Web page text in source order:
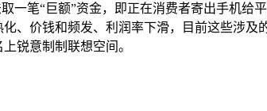
笔“巨额”资金，即正在消费者寄出手机给
、价钱和频发、利润率下滑，目前这些涉及
锐意制制联想空间。